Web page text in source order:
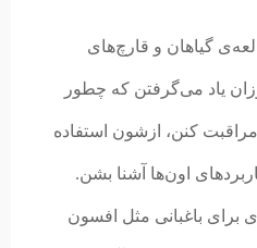
گیاهان و قارچ‌های
یاد می‌گرفتن که چطور
کنن، ازشون استفاده
اون‌ها آشنا بشن.
برای باغبانی مثل افسون